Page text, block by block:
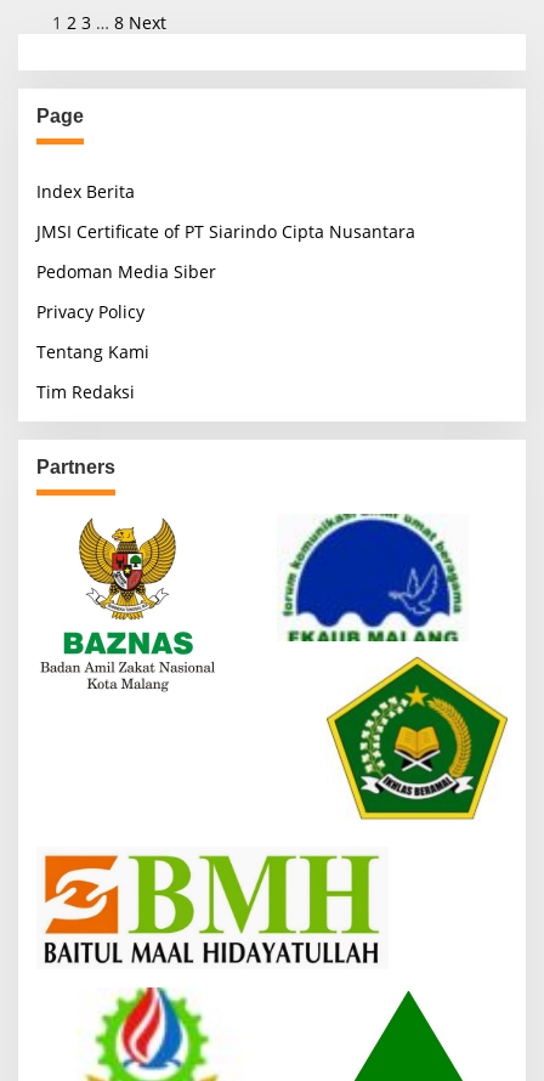
P
o
s
t
p
a
g
i
a
t
i
o
n
1 2 3 … 8 Next
Page
Index Berita
JMSI Certificate of PT Siarindo Cipta Nusantara
Pedoman Media Siber
Privacy Policy
Tentang Kami
Tim Redaksi
Partners